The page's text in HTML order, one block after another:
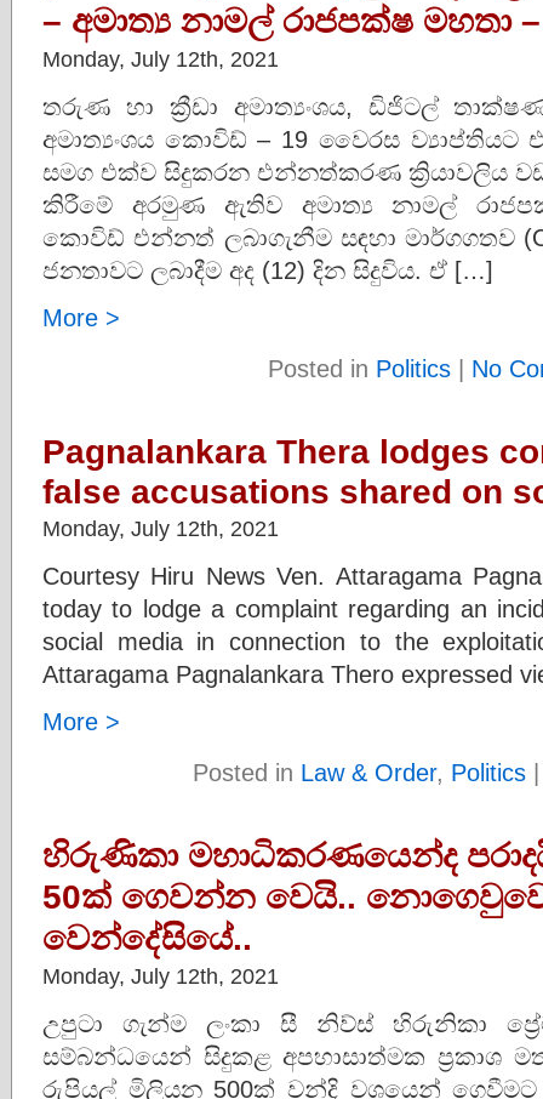
– අමාත්‍ය නාමල් රාජපක්ෂ මහතා –
Monday, July 12th, 2021
තරුණ හා ක්‍රීඩා අමාත්‍යංශය, ඩිජිටල්
අමාත්‍යංශය කොවිඩ් – 19 වෛරස ව්‍යාප්තියට
සමග එක්ව සිදුකරන එන්නත්කරණ ක්‍රියාවලිය
කිරීමේ අරමුණ ඇතිව අමාත්‍ය නාමල්
කොවිඩ් එන්නත් ලබාගැනීම සඳහා මාර්ගගතව
ජනතාවට ලබාදීම අද (12) දින සිදුවිය. ඒ […]
More >
Posted in Politics | No
Pagnalankara Thera lodges
false accusations shared on
Monday, July 12th, 2021
Courtesy Hiru News Ven. Attaragama
today to lodge a complaint regarding an
social media in connection to the
Attaragama Pagnalankara Thero expressed
More >
Posted in Law & Order, Politics
හිරුණිකා මහාධිකරණයෙන්ද
50ක් ගෙවන්න වෙයි..
වෙන්දේසියේ..
Monday, July 12th, 2021
උපුටා ගැන්ම ලංකා සී නිව්ස් හිරුනිකා
සම්බන්ධයෙන් සිදුකළ අපහාසාත්මක ප්‍රකාශ
රුපියල් මිලියන 500ක් වන්දි වශයෙන්